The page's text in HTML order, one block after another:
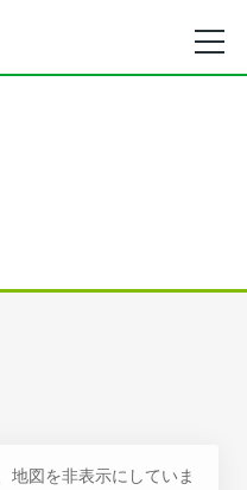
地図を非表示にしていま